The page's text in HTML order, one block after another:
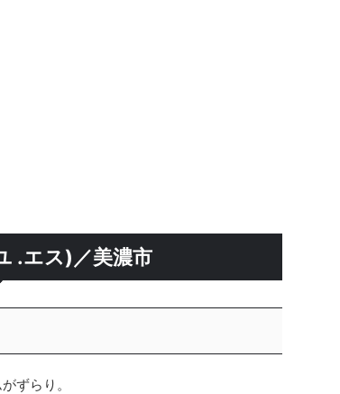
.エス)／美濃市
ずらり。